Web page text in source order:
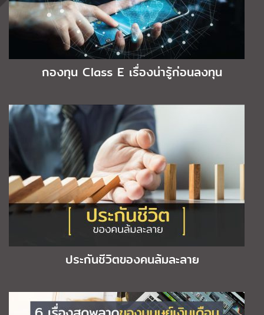
กองทุน Class E เรื่องน่ารู้ก่อนลงทุน
ประกันชีวิตของคนล้มละลาย